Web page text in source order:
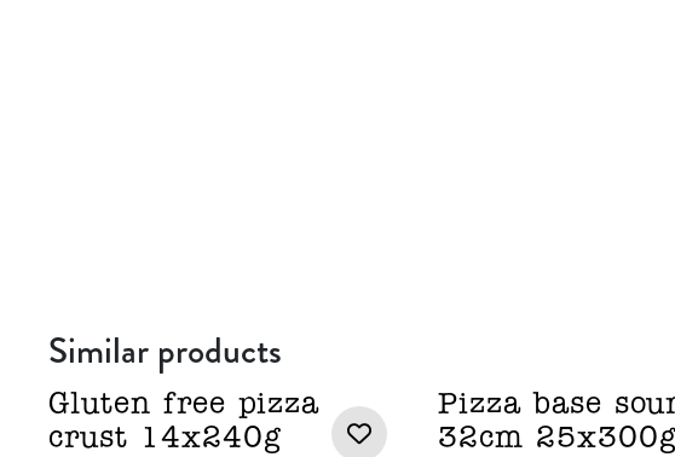
Similar products
Gluten free pizza
crust 14x240g
Pizza base
32cm 25x300g